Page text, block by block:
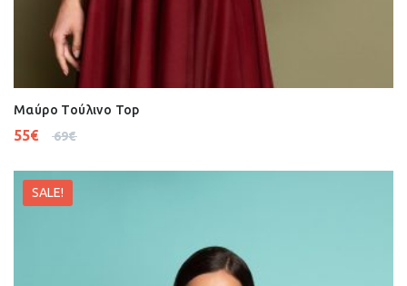
Μαύρο Τούλινο Top
69€
55€
SALE!